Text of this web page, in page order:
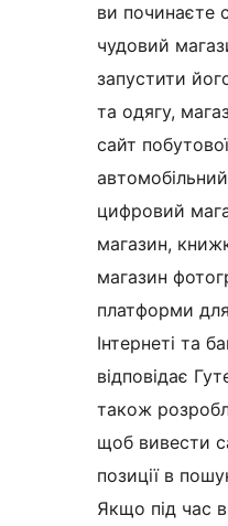
ви починаєте
чудовий
запустити
та одягу,
сайт
цифровий
магазин,
магазин
платформи
Інтернеті та
відповідає
також
щоб вивести
позиції в
Якщо під час